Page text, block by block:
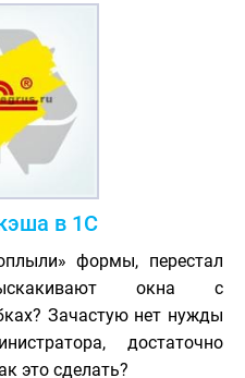
в 1С
формы, перестал
окна с
Зачастую нет нужды
достаточно
это сделать?